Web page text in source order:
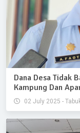
Dana Desa Tidak
Kampung Dan
02 July 2025 -